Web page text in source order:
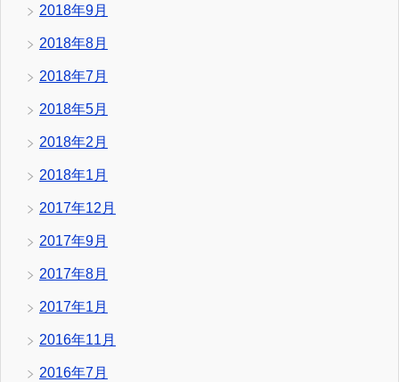
2018年9月
2018年8月
2018年7月
2018年5月
2018年2月
2018年1月
2017年12月
2017年9月
2017年8月
2017年1月
2016年11月
2016年7月